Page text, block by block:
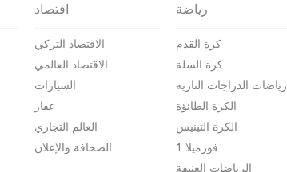
اقتصاد
الاقتصاد التركي
الاقتصاد العالمي
السيارات
عقار
العالم التجاري
الصحافة والإعلان
رياضة
كرة القدم
كرة السلة
رياضات الدراجات النارية
الكرة الطائؤة
الكرة التينيس
فورميلا 1
الرياضات العنيفة